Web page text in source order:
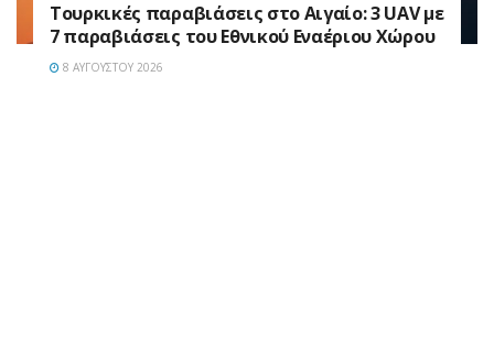
Τουρκικές παραβιάσεις στο Αιγαίο: 3 UAV με
7 παραβιάσεις του Εθνικού Εναέριου Χώρου
8 ΑΥΓΟΎΣΤΟΥ 2026